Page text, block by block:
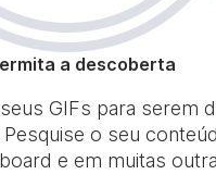
a descoberta
GIFs para serem
o seu
e em muitas